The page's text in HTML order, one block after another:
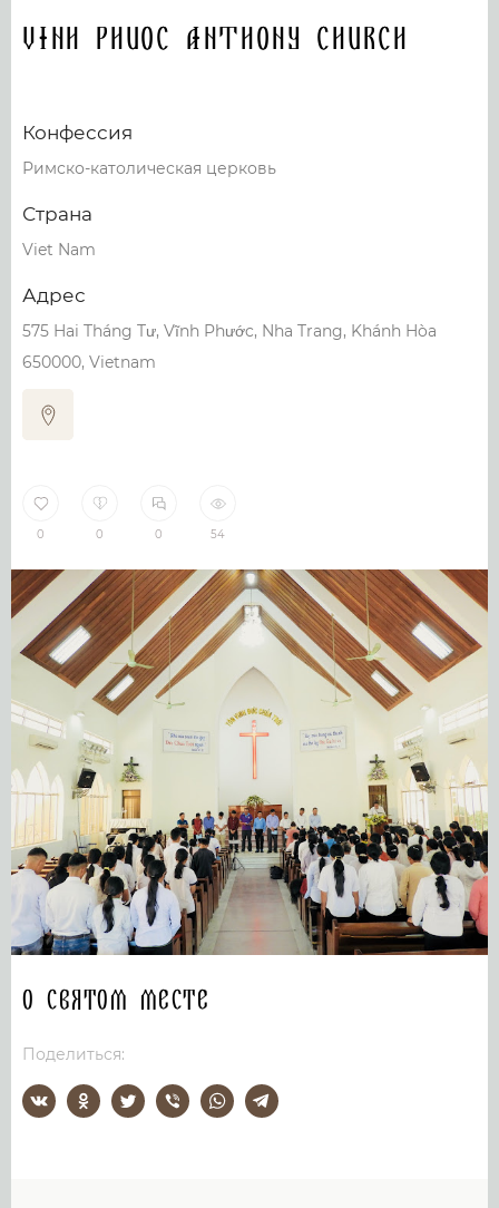
Vinh Phuoc Anthony church
Конфессия
Римско-католическая церковь
Страна
Viet Nam
Адрес
575 Hai Tháng Tư, Vĩnh Phước, Nha Trang, Khánh Hòa
650000, Vietnam
0 0 0 54
О святом месте
Поделиться: